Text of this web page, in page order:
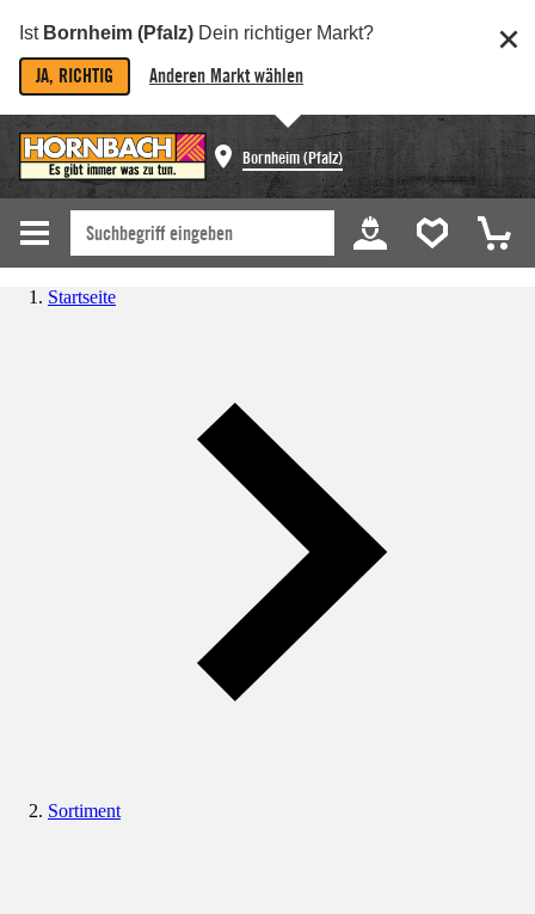
Ist Bornheim (Pfalz) Dein richtiger Markt?
JA, RICHTIG Anderen Markt wählen
Bornheim (Pfalz)
Startseite
Sortiment